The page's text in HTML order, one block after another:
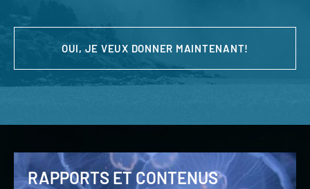
OUI, JE VEUX DONNER MAINTENANT!
RAPPORTS ET CONTENUS